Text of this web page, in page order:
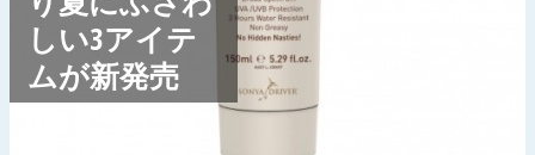
しい3アイテ
ムが新発売